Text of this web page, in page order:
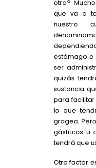
otra?
que va a
nuestro
estómago o
ser
quizás
sustancia
para facilitar
lo que
gragea.
gástricos u
tendrá que
Otro factor